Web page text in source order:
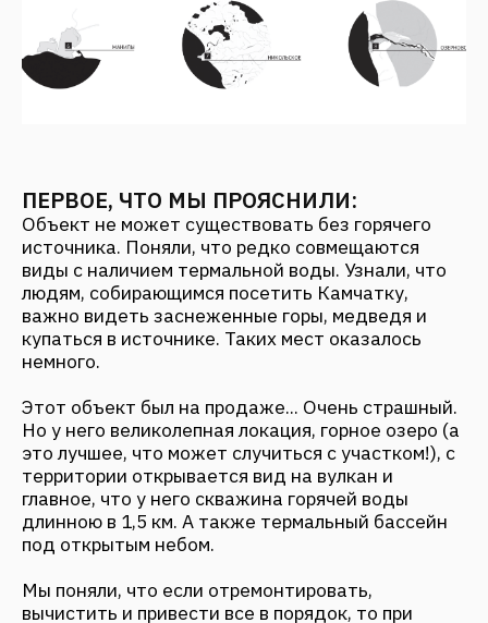
купаться в источнике. Таких мест оказалось
немного.
Этот объект был на продаже... Очень страшный.
Но у него великолепная локация, горное озеро (а
Мы поняли, что если отремонтировать,
вычистить и привести все в порядок, то при
таких достоинствах и локации – это хороший
объект. Большой участок, нормальная цена,
электричество, и, кстати, некоторые
капитальные здания, построенные исландцами,
сгодятся еще на ближайшие лет пятьдесят.
Сейчас мы находимся в состоянии построения
концепции и уже реконструируем здания. До сих
победимая. То, что мы хотим здесь создать,
будет выдающимся для Петропавловск-
Камчатского. Раз здесь начинается Россия,
начнем с этого места…